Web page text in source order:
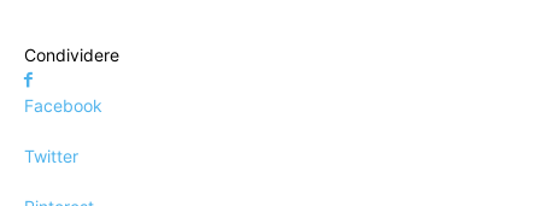
Condividere
Facebook
Twitter